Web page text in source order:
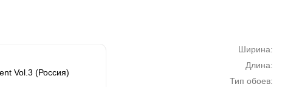
Vol.3 (Россия)
Ширина:
Длина:
Тип обоев: